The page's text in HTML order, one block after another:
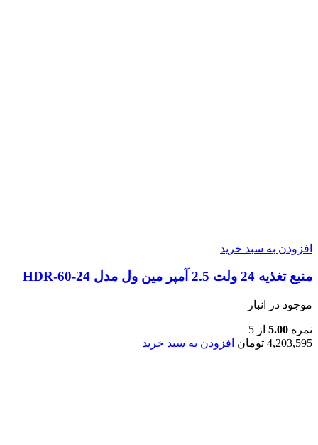
افزودن به سبد خرید
منبع تغذیه 24 ولت 2.5 آمپر مین ول مدل HDR-60-24
موجود در انبار
نمره 5.00 از 5
4,203,595 تومان افزودن به سبد خرید